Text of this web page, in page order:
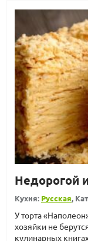
Кухня: Русская,
У торта
хозяйки не
кулинарных